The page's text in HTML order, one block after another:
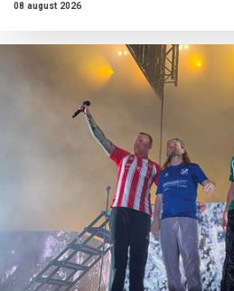
08 august 2026